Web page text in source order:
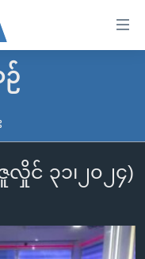
လှိုင် ၃၁၊၂၀၂၄)